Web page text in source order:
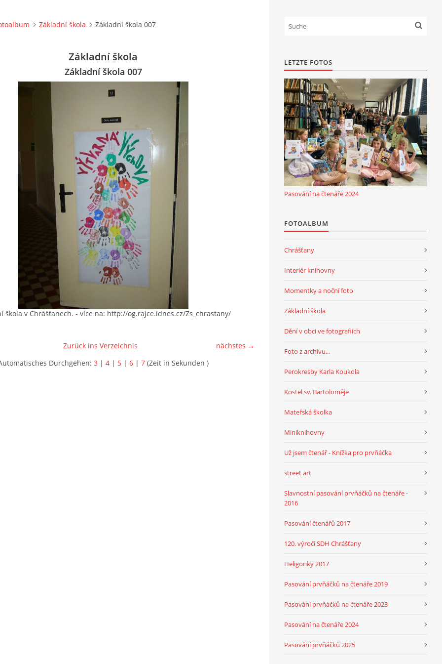
Základní škola Základní škola 007
Základní škola
Základní škola 007
škola v Chrášťanech. - více na: http://og.rajce.idnes.cz/Zs_chrastany/
nächstes →
Zurück ins Verzeichnis
Durchgehen: 3| 4| 5| 6| 7(Zeit in Sekunden )
LETZTE FOTOS
Pasování na čtenáře 2024
FOTOALBUM
Chrášťany
Interiér knihovny
Momentky a noční foto
Základní škola
Dění v obci ve fotografiích
Foto z archivu...
Perokresby Karla Koukola
Kostel sv. Bartoloměje
Mateřská školka
Miniknihovny
Už jsem čtenář - Knížka pro prvňáčka
street art
Slavnostní pasování prvňáčků na čtenáře -
2016
Pasování čtenářů 2017
120. výročí SDH Chrášťany
Heligonky 2017
Pasování prvňáčků na čtenáře 2019
Pasování prvňáčků na čtenáře 2023
Pasování na čtenáře 2024
Pasování prvňáčků 2025